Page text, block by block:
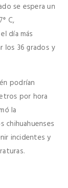
se espera un
C,
día más
los 36 grados y
podrían
por hora
la
chihuahuenses
incidentes y